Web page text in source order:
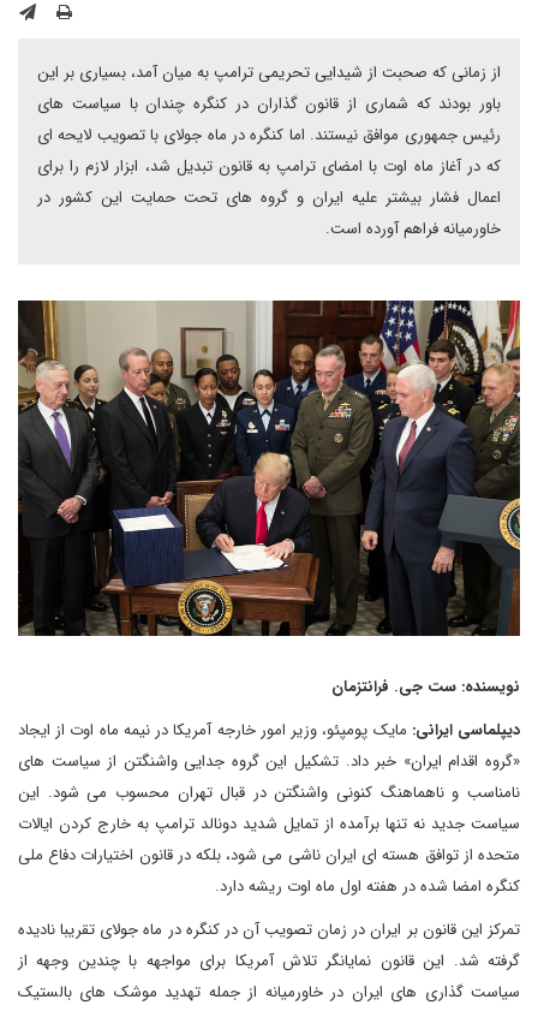
از زمانی که صحبت از شیدایی تحریمی ترامپ به میان آمد، بسیاری بر این
باور بودند که شماری از قانون گذاران در کنگره چندان با سیاست های
رئیس جمهوری موافق نیستند. اما کنگره در ماه جولای با تصویب لایحه ای
که در آغاز ماه اوت با امضای ترامپ به قانون تبدیل شد، ابزار لازم را برای
اعمال فشار بیشتر علیه ایران و گروه های تحت حمایت این کشور در
خاورمیانه فراهم آورده است.
نویسنده: ست جی. فرانتزمان
دیپلماسی ایرانی: مایک پومپئو، وزیر امور خارجه آمریکا در نیمه ماه اوت از ایجاد
«گروه اقدام ایران» خبر داد. تشکیل این گروه جدایی واشنگتن از سیاست های
نامناسب و ناهماهنگ کنونی واشنگتن در قبال تهران محسوب می شود. این
سیاست جدید نه تنها برآمده از تمایل شدید دونالد ترامپ به خارج کردن ایالات
متحده از توافق هسته ای ایران ناشی می شود، بلکه در قانون اختیارات دفاع ملی
کنگره امضا شده در هفته اول ماه اوت ریشه دارد.
تمرکز این قانون بر ایران در زمان تصویب آن در کنگره در ماه جولای تقریبا نادیده
گرفته شد. این قانون نمایانگر تلاش آمریکا برای مواجهه با چندین وجهه از
سیاست گذاری های ایران در خاورمیانه از جمله تهدید موشک های بالستیک